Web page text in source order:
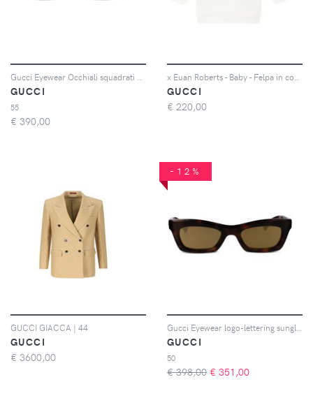
GUCCI
55
€ 390,00
GUCCI
€ 220,00
GUCCI GIACCA | 44
GUCCI
€ 3600,00
-12%
GUCCI
50
€ 398,00 € 351,00